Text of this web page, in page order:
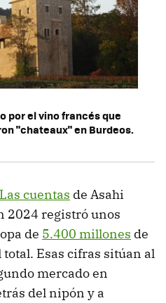
por el vino francés que
"chateaux" en Burdeos.
Las cuentas de Asahi
2024 registró unos
de 5.400 millones de
total. Esas cifras sitúan al
mercado en
del nipón y a